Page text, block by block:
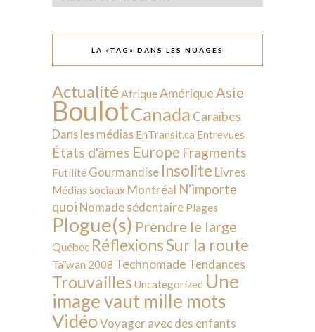
LA «TAG» DANS LES NUAGES
Actualité AfriqueAmérique Asie
BoulotCanada Caraïbes
Dans les médias EnTransit.ca Entrevues
États d'âmes Europe Fragments
Futilité Gourmandise Insolite Livres
Médias sociaux Montréal N'importe
quoi Nomade sédentaire Plages
Plogue(s) Prendre le large
Québec RéflexionsSur la route
Taïwan 2008 Technomade Tendances
Trouvailles Uncategorized Une
image vaut mille mots
VidéoVoyager avec des enfants